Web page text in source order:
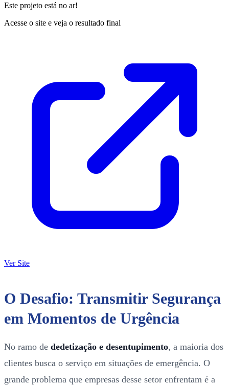
Este projeto está no ar!
Acesse o site e veja o resultado final
Ver Site
O Desafio: Transmitir Segurança
em Momentos de Urgência
No ramo de dedetização e desentupimento, a maioria dos
clientes busca o serviço em situações de emergência. O
grande problema que empresas desse setor enfrentam é a